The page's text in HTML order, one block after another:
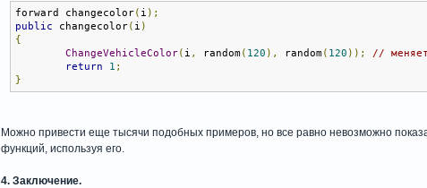
forward changecolor( i );
public changecolor( i )
{
ChangeVehicleColor( i , random( 120 ), random( 120 ));
//
return
1 ;
}
Можно привести еще тысячи подобных примеров, но все равно невозможно
функций, используя его.
4. Заключение.